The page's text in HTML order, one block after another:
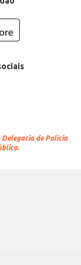
Delegacia de Polícia